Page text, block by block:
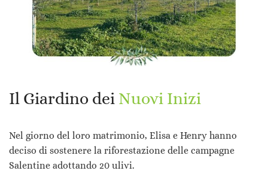
Il Giardino dei Nuovi Inizi
Nel giorno del loro matrimonio, Elisa e Henry hanno
deciso di sostenere la riforestazione delle campagne
Salentine adottando 20 ulivi.